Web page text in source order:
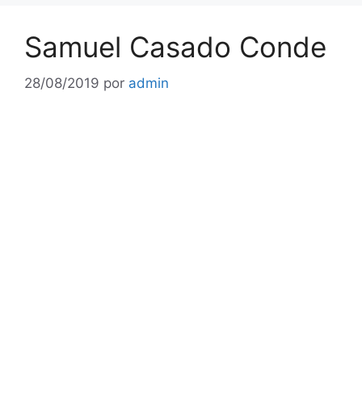
Samuel Casado Conde
28/08/2019 por admin